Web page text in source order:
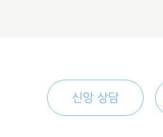
신앙 상담